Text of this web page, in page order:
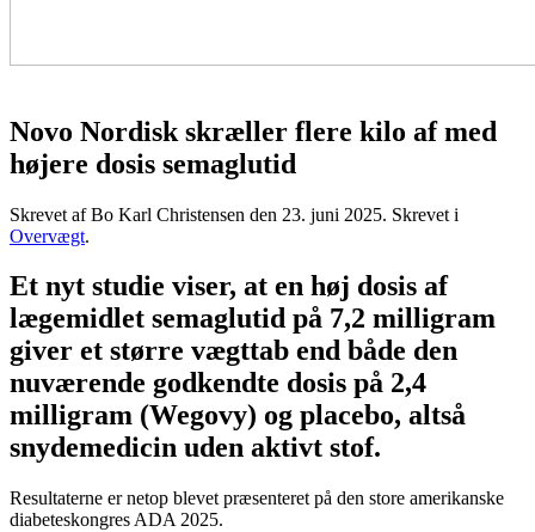
Novo Nordisk skræller flere kilo af med
højere dosis semaglutid
Skrevet af Bo Karl Christensen den 23. juni 2025. Skrevet i
Overvægt.
Et nyt studie viser, at en høj dosis af
lægemidlet semaglutid på 7,2 milligram
giver et større vægttab end både den
nuværende godkendte dosis på 2,4
milligram (Wegovy) og placebo, altså
snydemedicin uden aktivt stof.
Resultaterne er netop blevet præsenteret på den store amerikanske
diabeteskongres ADA 2025.